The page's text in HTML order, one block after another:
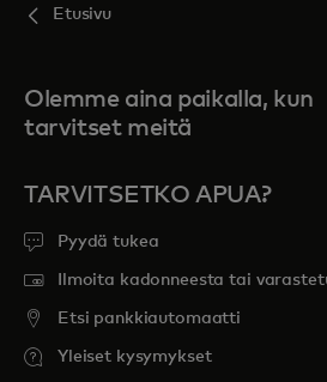
Etusivu
Olemme aina paikalla, kun
tarvitset meitä
TARVITSETKO APUA?
Pyydä tukea
Ilmoita kadonneesta tai
Etsi pankkiautomaatti
Yleiset kysymykset